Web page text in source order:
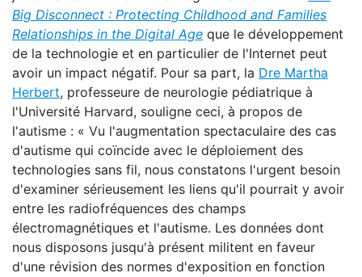
Big Disconnect : Protecting Childhood and Families
Relationships in the Digital Age que le développement
de la technologie et en particulier de l'Internet peut
avoir un impact négatif. Pour sa part, la Dre Martha
Herbert, professeure de neurologie pédiatrique à
l'Université Harvard, souligne ceci, à propos de
l'autisme : « Vu l'augmentation spectaculaire des cas
d'autisme qui coïncide avec le déploiement des
technologies sans fil, nous constatons l'urgent besoin
d'examiner sérieusement les liens qu'il pourrait y avoir
entre les radiofréquences des champs
électromagnétiques et l'autisme. Les données dont
nous disposons jusqu'à présent militent en faveur
d'une révision des normes d'exposition en fonction